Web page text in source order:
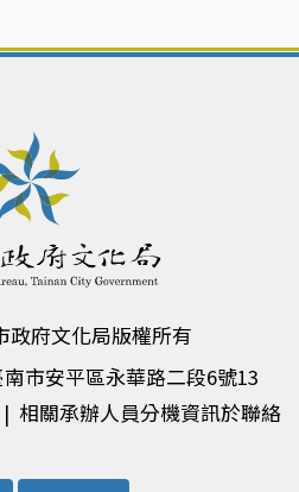
府文化局版權所有
市安平區永華路二段6號13
相關承辦人員分機資訊於聯絡